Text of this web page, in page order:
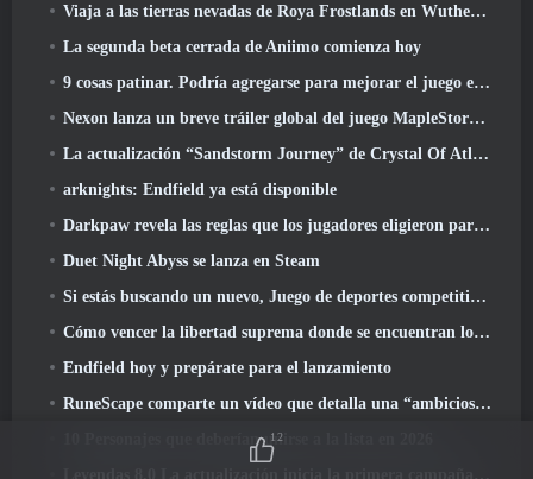
Viaja a las tierras nevadas de Roya Frostlands en Wuthering Waves Próxima versión 3.1
La segunda beta cerrada de Aniimo comienza hoy
9 cosas patinar. Podría agregarse para mejorar el juego en 2026
Nexon lanza un breve tráiler global del juego MapleStory Classic World
La actualización “Sandstorm Journey” de Crystal Of Atlan eleva el límite de nivel a 70
arknights: Endfield ya está disponible
Darkpaw revela las reglas que los jugadores eligieron para el próximo servidor Frostreaver de EverQuest
Duet Night Abyss se lanza en Steam
Si estás buscando un nuevo, Juego de deportes competitivos, La prueba beta cerrada del fútbol estilo libre 2 está en camino
Cómo vencer la libertad suprema donde se encuentran los vientos
Endfield hoy y prepárate para el lanzamiento
RuneScape comparte un vídeo que detalla una “ambiciosa serie de actualizaciones de contenido”
10 Personajes que deberían unirse a la lista en 2026
12